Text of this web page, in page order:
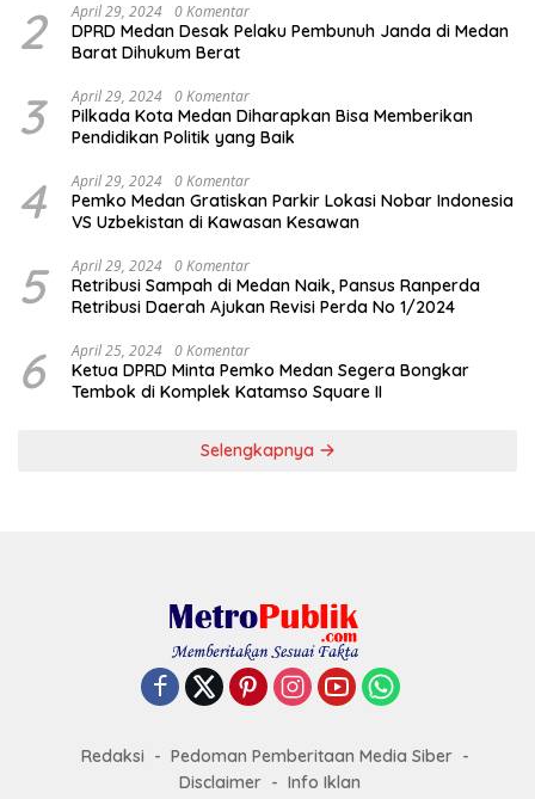
2 April 29, 2024 0 Komentar
DPRD Medan Desak Pelaku Pembunuh Janda di Medan
Barat Dihukum Berat
3 April 29, 2024 0 Komentar
Pilkada Kota Medan Diharapkan Bisa Memberikan
Pendidikan Politik yang Baik
4 April 29, 2024 0 Komentar
Pemko Medan Gratiskan Parkir Lokasi Nobar Indonesia
VS Uzbekistan di Kawasan Kesawan
5 April 29, 2024 0 Komentar
Retribusi Sampah di Medan Naik, Pansus Ranperda
Retribusi Daerah Ajukan Revisi Perda No 1/2024
6 April 25, 2024 0 Komentar
Ketua DPRD Minta Pemko Medan Segera Bongkar
Tembok di Komplek Katamso Square II
Selengkapnya
Redaksi
Pedoman Pemberitaan Media Siber
Disclaimer
Info Iklan